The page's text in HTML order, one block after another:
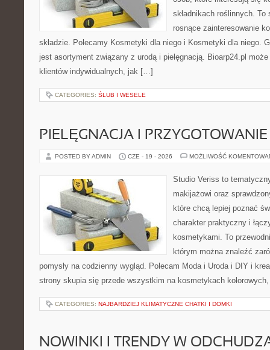
składnikach roślinnych.
rosnące zainteresowanie
składzie. Polecamy Kosmetyki dla niego i Kosmetyki dla niego.
jest asortyment związany z urodą i pielęgnacją. Bioarp24.pl
klientów indywidualnych, jak […]
CATEGORIES: ŚLUB I WESELE
PIELĘGNACJA I
POSTED BY ADMIN CZE - 19 - 2026 MOŻLIWOŚĆ
Studio Veriss to
makijażowi oraz
które chcą lepiej poznać
charakter praktyczny i
kosmetykami. To
którym można znaleźć
pomysły na codzienny wygląd. Polecam Moda i Uroda i DIY i
strony skupia się przede wszystkim na kosmetykach
CATEGORIES: NAJBARDZIEJ KLIMATYCZNE CHATKI I DOMKI
NOWINKI I TRENDY W